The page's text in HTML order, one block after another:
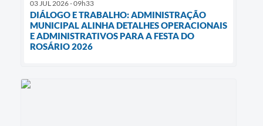
03 JUL 2026 - 09h33
DIÁLOGO E TRABALHO: ADMINISTRAÇÃO
MUNICIPAL ALINHA DETALHES OPERACIONAIS
E ADMINISTRATIVOS PARA A FESTA DO
ROSÁRIO 2026